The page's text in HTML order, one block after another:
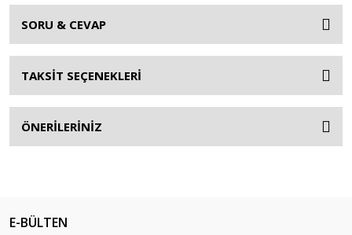
SORU & CEVAP
TAKSİT SEÇENEKLERİ
ÖNERİLERİNİZ
E-BÜLTEN